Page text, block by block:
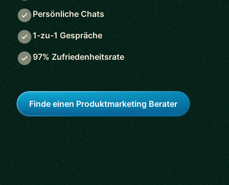
Persönliche Chats
1-zu-1 Gespräche
97% Zufriedenheitsrate
Finde einen Produktmarketing Berater